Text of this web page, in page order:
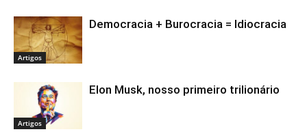
Artigos
Democracia + Burocracia = Idiocracia
Artigos
Elon Musk, nosso primeiro trilionário